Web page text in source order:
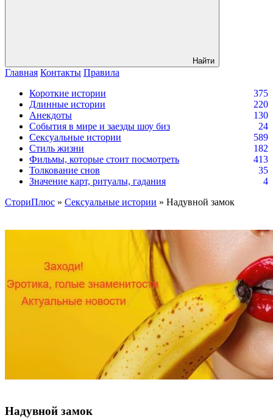
Найти
Главная Контакты Правила
Короткие истории
375
Длинные истории
220
Анекдоты
130
События в мире и заезды шоу биз
24
Сексуальные истории
589
Стиль жизни
182
Фильмы, которые стоит посмотреть
413
Толкование снов
35
Значение карт, ритуалы, гадания
4
СториПлюс » Сексуальные истории » Надувной замок
Надувной замок